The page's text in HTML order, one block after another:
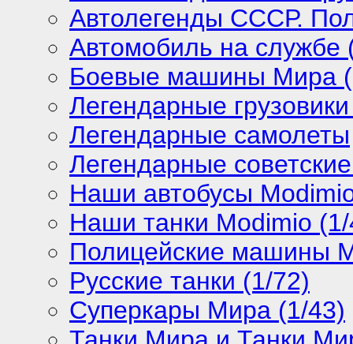
Автолегенды СССР.
Автомобиль на службе
Боевые машины Мира
Легендарные
Легендарные самолеты
Легендарные
Наши автобусы
Наши танки Modimio
Полицейские машины
Русские танки (1/72)
Суперкары Мира (1/43)